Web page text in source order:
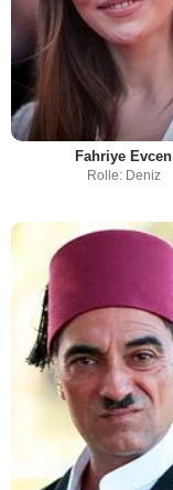
Fahriye Evcen
Rolle: Deniz